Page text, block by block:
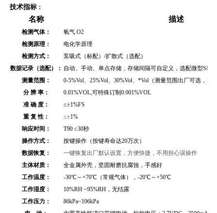
技术指标 ：
名称 描述
检测气体：
氧气 O2
检测原理：
电化学原理
检测方式：
泵吸式（标配）/扩散式（选配）
数据记录（选配）： 自动、手动、单点存储，存储间隔可自定义，选配微型SD
测量范围：
0-5%Vol 25%Vol、30%Vol、*Vol （测量范围出厂可选，未
分 辨 率：
0.01%VOL,可特殊订制0.001%VOL
准 确 度：
≤±1%FS
重 复 性：
≤±1%
响应时间：
T90 ≤30秒
操作方式：
按键操作（按键寿命达20万次）
数据恢复：
一键恢复出厂默认设置，方便快捷，不用担心误操作
主体材质：
全金属外壳 ，坚固耐磨抗腐蚀，手感好
工作温度：
-30℃～+70℃（常规气体），-20℃～+50℃
工作湿度：
10%RH ~95%RH，无结露
工作压力：
86kPa~106kPa